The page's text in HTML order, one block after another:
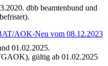
. dbb beamtenbund und
.
AOK-Neu vom 08.12.2023
01.02.2025.
, gültig ab 01.02.2025